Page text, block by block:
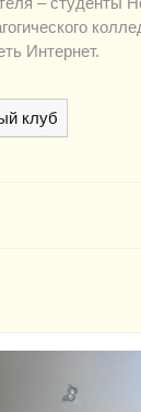
Интернет.
клуб